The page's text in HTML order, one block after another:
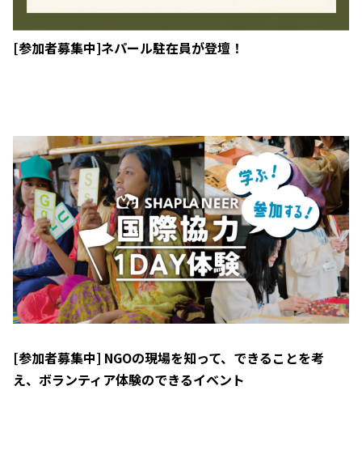
[参加者募集中]ネパール駐在員が登壇！
[参加者募集中] NGOの現場を知って、できることを考
え、ボランティア体験のできるイベント